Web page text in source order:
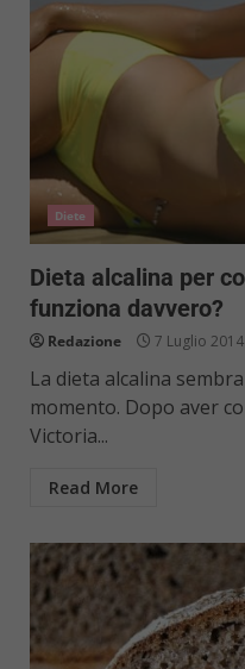
Diete
Dieta alcalina per
funziona davvero?
Redazione 7 Luglio 2014
La dieta alcalina
momento. Dopo aver
Victoria...
Read More